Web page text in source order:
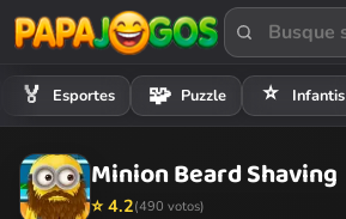
🏅 Esportes 🧩 Puzzle ⭐ Infantis
Minion Beard Shaving
⭐ 4.2(490 votos)